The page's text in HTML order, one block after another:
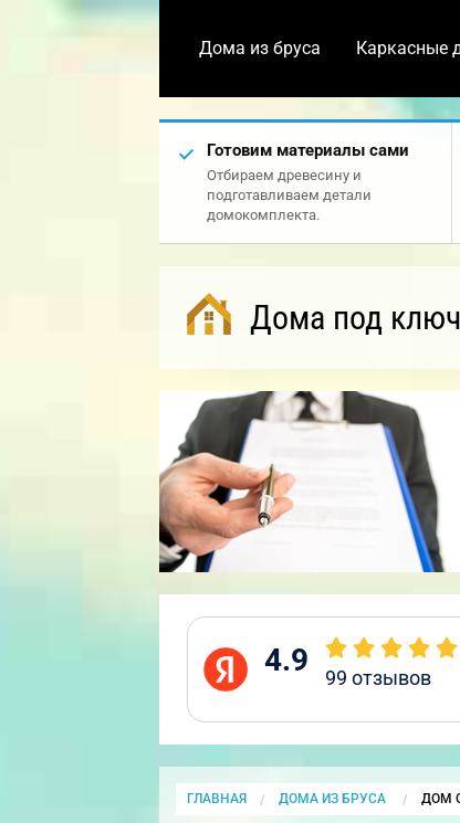
Дома из бруса Каркасные
Готовим материалы сами
Отбираем древесину и
подготавливаем детали
домокомплекта.
Дома под
4.9 99 отзывов
ГЛАВНАЯ ДОМА ИЗ БРУСА ДОМ